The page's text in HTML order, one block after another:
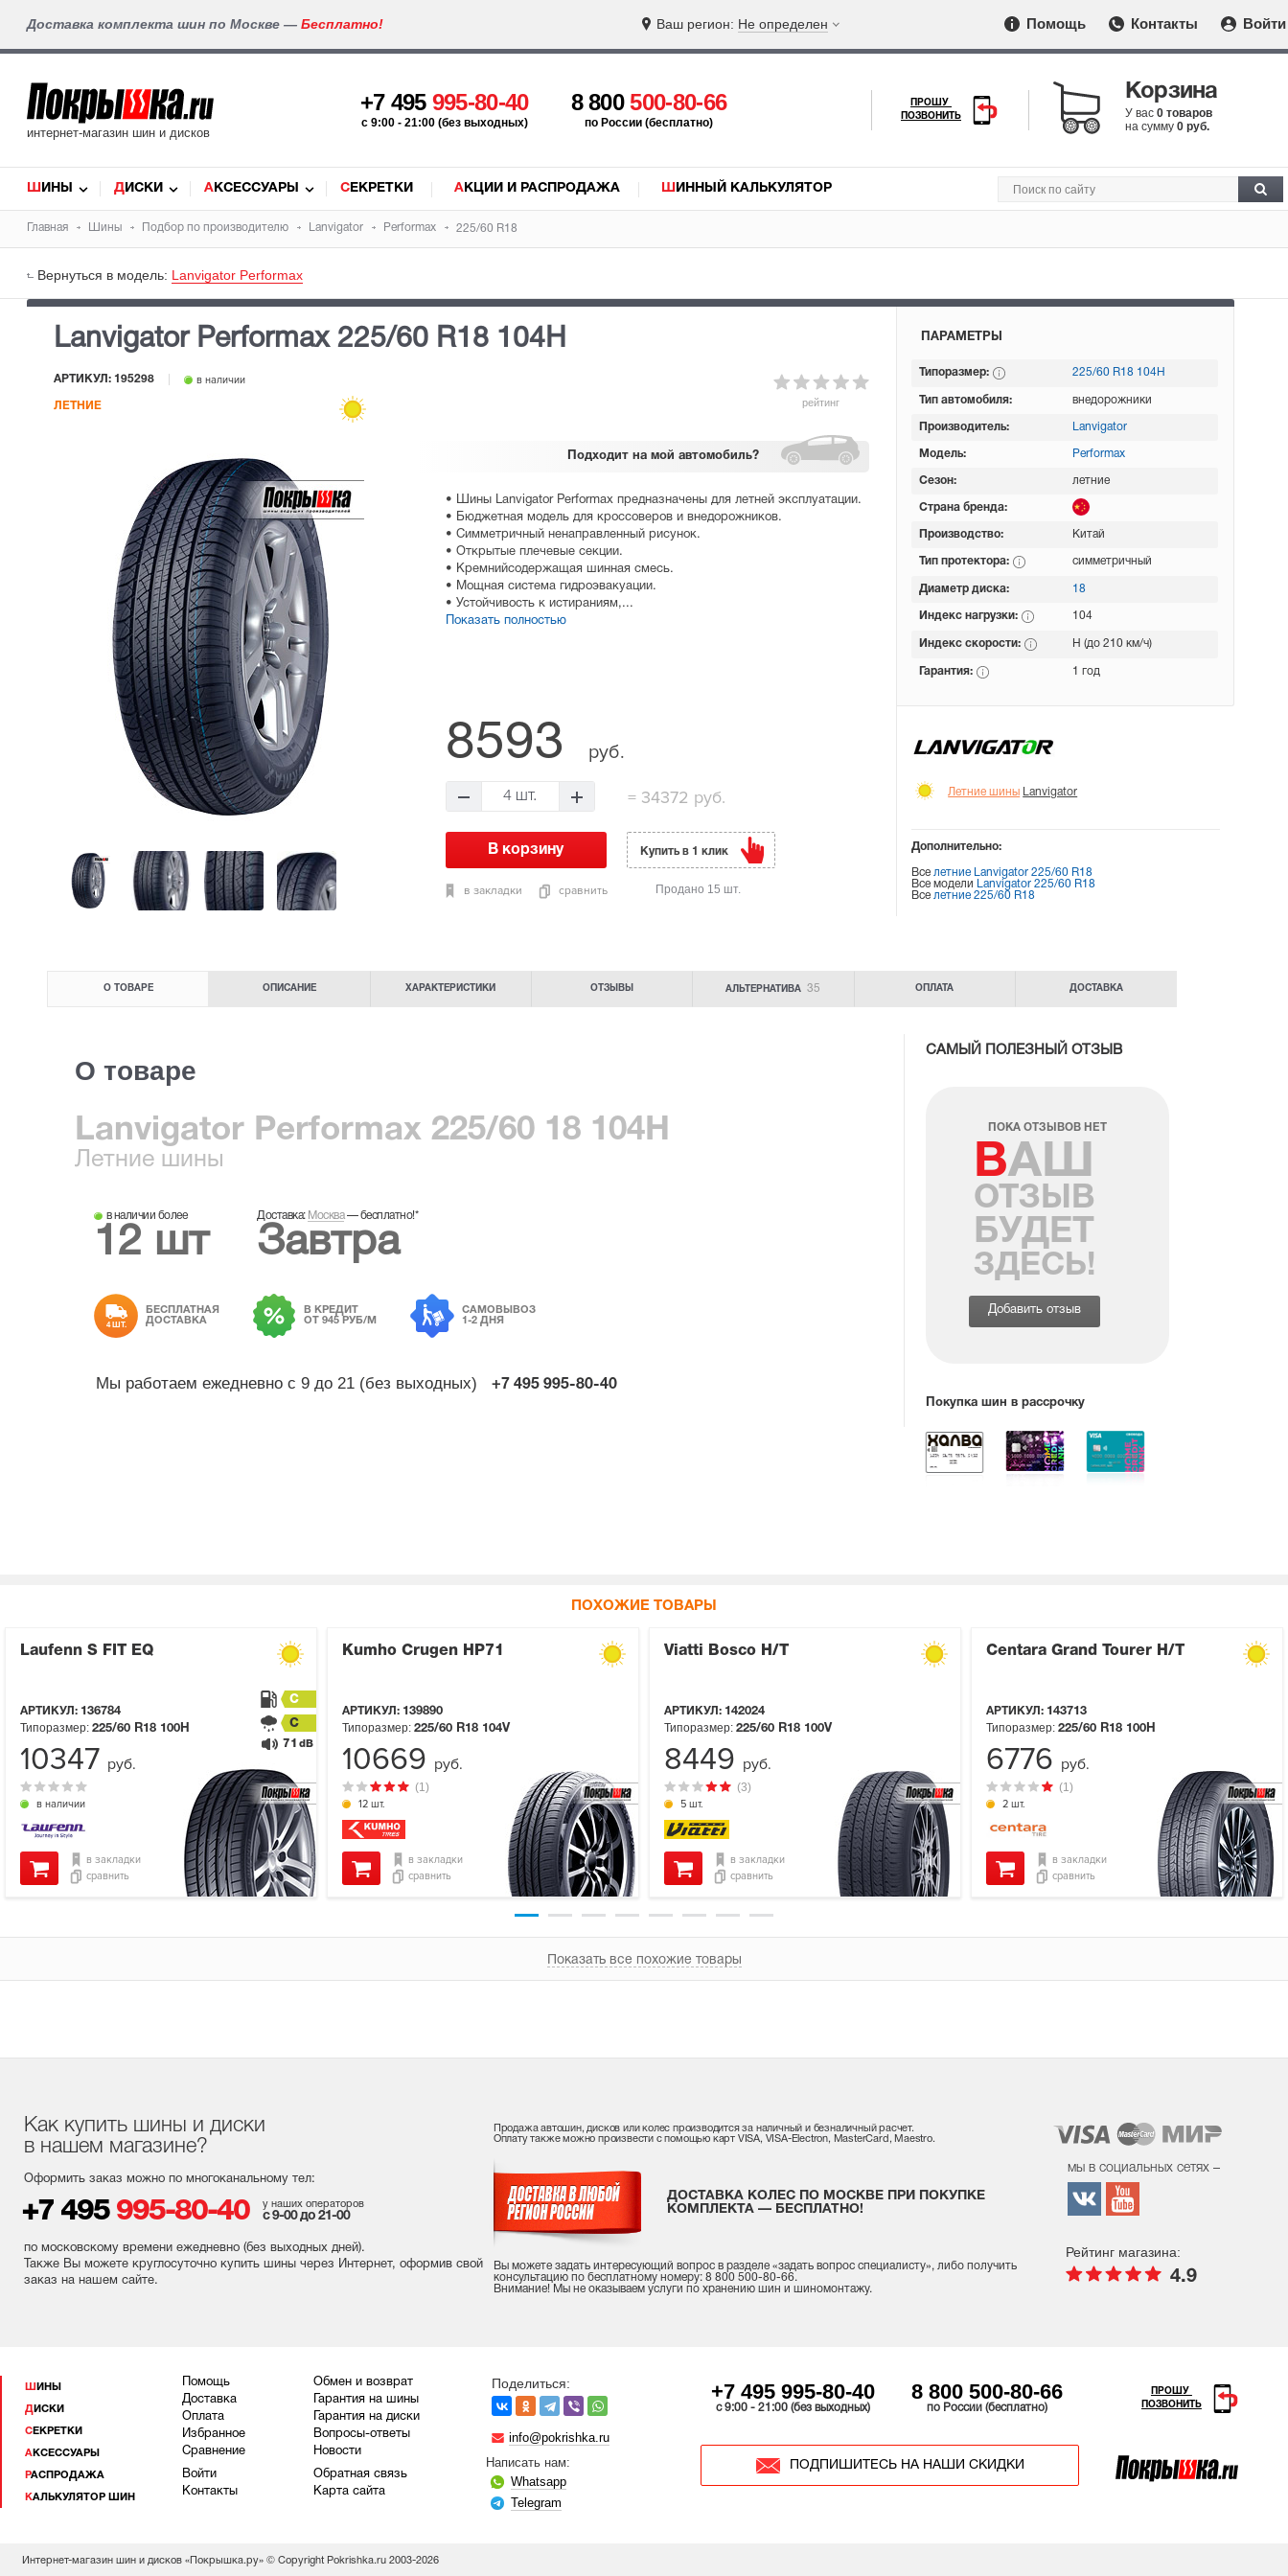
Доставка комплекта шин по Москве — Бесплатно! Ваш регион: Не определен Помощь Контакты Войти
интернет-магазин шин и дисков
+7 495 995-80-40
c 9:00 - 21:00 (без выходных)
8 800500-80-66
по России (бесплатно)
ПРОШУ
ПОЗВОНИТЬ
Корзина
У вас 0 товаров
на сумму 0 руб.
ШИНЫ ДИСКИ АКСЕССУАРЫ СЕКРЕТКИ АКЦИИ И РАСПРОДАЖА ШИННЫЙ КАЛЬКУЛЯТОР
Главная Шины Подбор по производителю Lanvigator Performax 225/60 R18
Вернуться в модель: Lanvigator Performax
Lanvigator Performax 225/60 R18 104H
рейтинг
АРТИКУЛ: 195298 в наличии
ЛЕТНИЕ
Подходит на мой автомобиль?
• Шины Lanvigator Performax предназначены для летней эксплуатации.
• Бюджетная модель для кроссоверов и внедорожников.
• Симметричный ненаправленный рисунок.
• Открытые плечевые секции.
• Кремнийсодержащая шинная смесь.
• Мощная система гидроэвакуации.
• Устойчивость к истираниям,...
Показать полностью
8593 руб.
4 шт. =34372 руб.
в закладки сравнить
Купить в 1 клик
Продано 15 шт.
ПАРАМЕТРЫ
Типоразмер: 225/60 R18 104H
Тип автомобиля: внедорожники
Производитель: Lanvigator
Модель: Performax
Сезон: летние
Страна бренда:
Производство: Китай
Тип протектора: симметричный
Диаметр диска: 18
Индекс нагрузки: 104
Индекс скорости: H (до 210 км/ч)
Гарантия: 1 год
Летние шины Lanvigator
Дополнительно:
Все летние Lanvigator 225/60 R18
Все модели
Lanvigator 225/60 R18
Все летние 225/60 R18
О ТОВАРЕ ОПИСАНИЕ ХАРАКТЕРИСТИКИ ОТЗЫВЫ АЛЬТЕРНАТИВА 35 ОПЛАТА ДОСТАВКА
О товаре
Lanvigator Performax 225/60 18 104H
Летние шины
в наличии более
12 шт
Доставка: Москва—бесплатно!*
Завтра
4 ШТ.
БЕСПЛАТНАЯ
ДОСТАВКА
В КРЕДИТ
ОТ 945 РУБ/М
САМОВЫВОЗ
1-2 ДНЯ
Мы работаем ежедневно с 9 до 21 (без выходных) +7 495 995-80-40
САМЫЙ ПОЛЕЗНЫЙ ОТЗЫВ
ПОКА ОТЗЫВОВ НЕТ
ВАШ
ОТЗЫВ
БУДЕТ
ЗДЕСЬ!
Добавить отзыв
Покупка шин в рассрочку
ПОХОЖИЕ ТОВАРЫ
Laufenn S FIT EQ
АРТИКУЛ: 136784
в наличии
Типоразмер: 225/60 R18 100H
C
C
71 dB
в закладки
сравнить
10347 руб.
Kumho Crugen HP71
АРТИКУЛ: 139890
12 шт.
(1)
Типоразмер: 225/60 R18 104V
в закладки
сравнить
10669 руб.
Viatti Bosco H/T
АРТИКУЛ: 142024
5 шт.
(3)
Типоразмер: 225/60 R18 100V
в закладки
сравнить
8449 руб.
Centara Grand Tourer H/T
АРТИКУЛ: 143713
2 шт.
(1)
Типоразмер: 225/60 R18 100H
в закладки
сравнить
6776 руб.
Показать все похожие товары
Как купить шины и диски
в нашем магазине?
Оформить заказ можно по многоканальному тел:
+7 495 995-80-40 у наших операторов
с 9-00 до 21-00
по московскому времени ежедневно (без выходных дней).
Также Вы можете круглосуточно купить шины через Интернет, оформив свой
заказ на нашем сайте.
Продажа автошин, дисков или колес производится за наличный и безналичный расчет.
Оплату также можно произвести с помощью карт VISA, VISA-Electron, MasterCard, Maestro.
ДОСТАВКА КОЛЕС ПО МОСКВЕ ПРИ ПОКУПКЕ
КОМПЛЕКТА — БЕСПЛАТНО!
Вы можете задать интересующий вопрос в разделе «задать вопрос специалисту», либо получить
консультацию по бесплатному номеру: 8 800 500-80-66.
Внимание! Мы не оказываем услуги по хранению шин и шиномонтажу.
мы в социальных сетях –
Рейтинг магазина:
4.9
ШИНЫ
ДИСКИ
СЕКРЕТКИ
АКСЕССУАРЫ
РАСПРОДАЖА
КАЛЬКУЛЯТОР ШИН
Помощь
Доставка
Оплата
Избранное
Сравнение
Войти
Контакты
Обмен и возврат
Гарантия на шины
Гарантия на диски
Вопросы-ответы
Новости
Обратная связь
Карта сайта
Поделиться:
info@pokrishka.ru
Написать нам:
Whatsapp
Telegram
+7 495 995-80-40
c 9:00 - 21:00 (без выходных)
8 800 500-80-66
по России (бесплатно)
ПОДПИШИТЕСЬ НА НАШИ СКИДКИ
ПРОШУ
ПОЗВОНИТЬ
Интернет-магазин шин и дисков «Покрышка.ру» © Copyright Pokrishka.ru 2003-2026